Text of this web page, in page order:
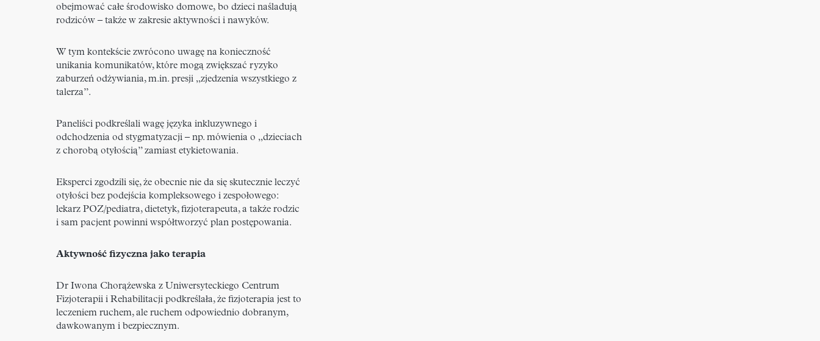
obejmować całe środowisko domowe, bo dzieci naśladują
rodziców – także w zakresie aktywności i nawyków.
W tym kontekście zwrócono uwagę na konieczność
unikania komunikatów, które mogą zwiększać ryzyko
zaburzeń odżywiania, m.in. presji „zjedzenia wszystkiego z
talerza”.
Paneliści podkreślali wagę języka inkluzywnego i
odchodzenia od stygmatyzacji – np. mówienia o „dzieciach
z chorobą otyłością” zamiast etykietowania.
Eksperci zgodzili się, że obecnie nie da się skutecznie leczyć
otyłości bez podejścia kompleksowego i zespołowego:
lekarz POZ/pediatra, dietetyk, fizjoterapeuta, a także rodzic
i sam pacjent powinni współtworzyć plan postępowania.
Aktywność fizyczna jako terapia
Dr Iwona Chorążewska z Uniwersyteckiego Centrum
Fizjoterapii i Rehabilitacji podkreślała, że fizjoterapia jest to
leczeniem ruchem, ale ruchem odpowiednio dobranym,
dawkowanym i bezpiecznym.